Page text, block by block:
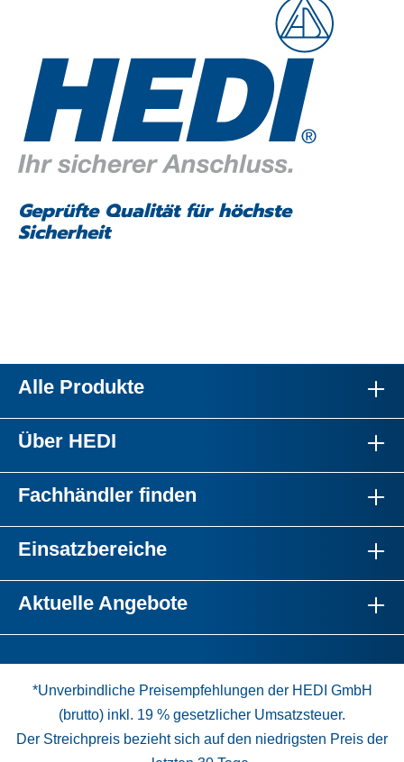
Geprüfte Qualität für höchste
Sicherheit
Alle Produkte
Über HEDI
Fachhändler finden
Einsatzbereiche
Aktuelle Angebote
*Unverbindliche Preisempfehlungen der HEDI GmbH
(brutto) inkl. 19 % gesetzlicher Umsatzsteuer.
Der Streichpreis bezieht sich auf den niedrigsten Preis der